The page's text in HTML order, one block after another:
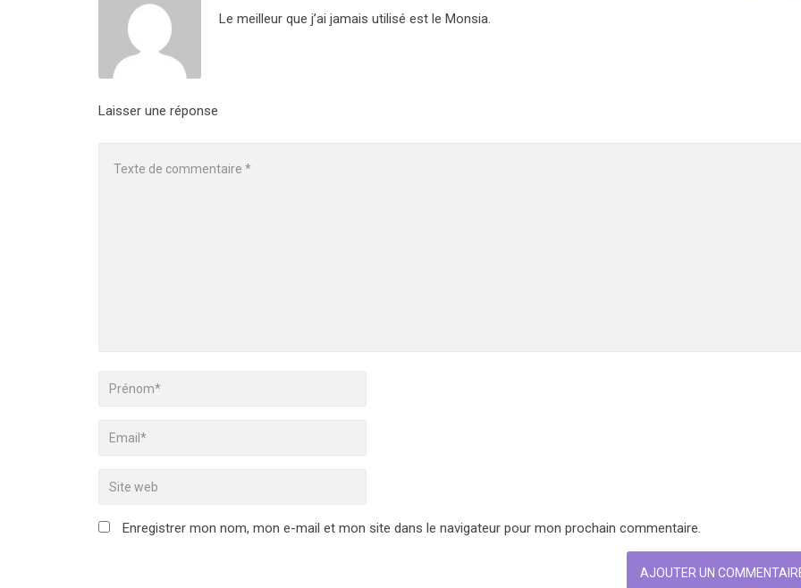
Le meilleur que j’ai jamais utilisé est le Monsia.
Laisser une réponse
Enregistrer mon nom, mon e-mail et mon site dans le navigateur pour mon prochain commentaire.